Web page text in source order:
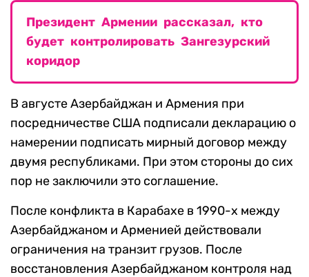
Президент Армении рассказал, кто
будет контролировать Зангезурский
коридор
В августе Азербайджан и Армения при
посредничестве США подписали декларацию о
намерении подписать мирный договор между
двумя республиками. При этом стороны до сих
пор не заключили это соглашение.
После конфликта в Карабахе в 1990-х между
Азербайджаном и Арменией действовали
ограничения на транзит грузов. После
восстановления Азербайджаном контроля над